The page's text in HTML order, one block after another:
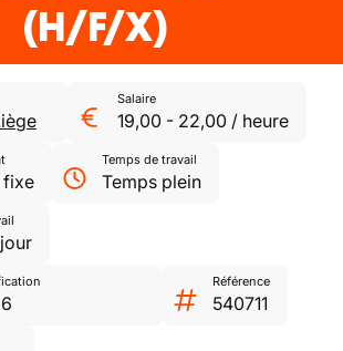
(H/F/X)
Salaire
19,00 - 22,00 / heure
fixe
Temps de travail
Temps plein
Référence
540711